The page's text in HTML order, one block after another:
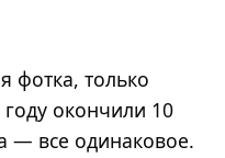
фотка, только
окончили 10
— все одинаковое.